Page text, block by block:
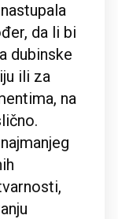
da li bi
dubinske
ili za
na